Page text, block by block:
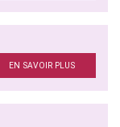
EN SAVOIR PLUS